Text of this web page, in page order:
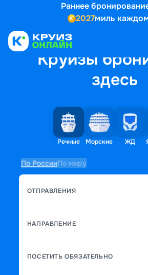
Раннее
2027миль
Круизы
здесь
Речные Морские ЖД
По РоссииПо миру
ОТПРАВЛЕНИЯ
НАПРАВЛЕНИЕ
ПОСЕТИТЬ ОБЯЗАТЕЛЬНО